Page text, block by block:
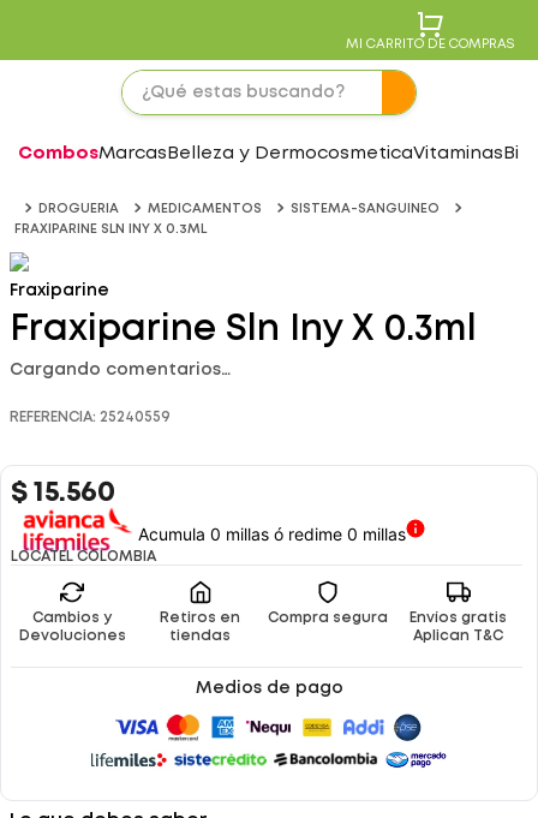
MI CARRITO DE COMPRAS
CombosMarcas Belleza y DermocosmeticaVitaminas
DROGUERIA MEDICAMENTOS
SISTEMA-SANGUINEO
FRAXIPARINE SLN INY X 0.3ML
Fraxiparine
Fraxiparine Sln Iny X 0.3ml
Cargando comentarios…
REFERENCIA: 25240559
$ 15.560
Acumula 0 millas ó redime 0 millas
LOCATEL COLOMBIA
Cambios y
Devoluciones
Retiros en
tiendas
Compra segura
Envíos gratis
Aplican T&C
Medios de pago